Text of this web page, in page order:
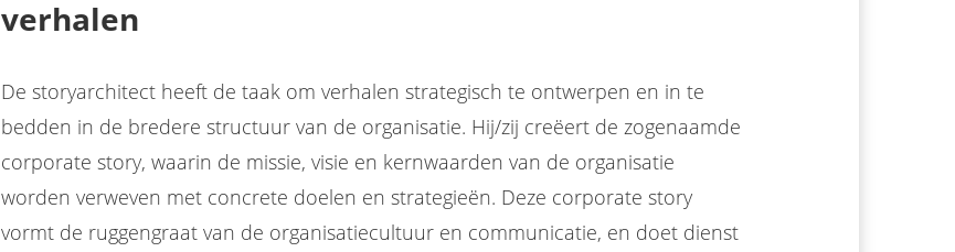
verhalen
De storyarchitect heeft de taak om verhalen strategisch te ontwerpen en in te
bedden in de bredere structuur van de organisatie. Hij/zij creëert de zogenaamde
corporate story, waarin de missie, visie en kernwaarden van de organisatie
worden verweven met concrete doelen en strategieën. Deze corporate story
vormt de ruggengraat van de organisatiecultuur en communicatie, en doet dienst